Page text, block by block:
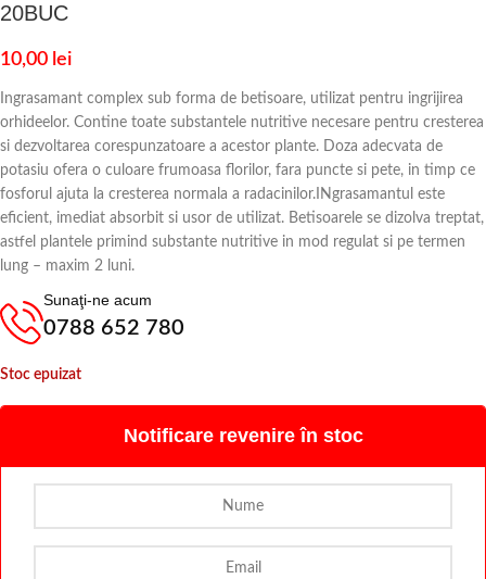
20BUC
10,00 lei
Ingrasamant complex sub forma de betisoare, utilizat pentru ingrijirea
orhideelor. Contine toate substantele nutritive necesare pentru cresterea
si dezvoltarea corespunzatoare a acestor plante. Doza adecvata de
potasiu ofera o culoare frumoasa florilor, fara puncte si pete, in timp ce
fosforul ajuta la cresterea normala a radacinilor.INgrasamantul este
eficient, imediat absorbit si usor de utilizat. Betisoarele se dizolva treptat,
astfel plantele primind substante nutritive in mod regulat si pe termen
lung – maxim 2 luni.
Sunaţi-ne acum
0788 652 780
Stoc epuizat
Notificare revenire în stoc